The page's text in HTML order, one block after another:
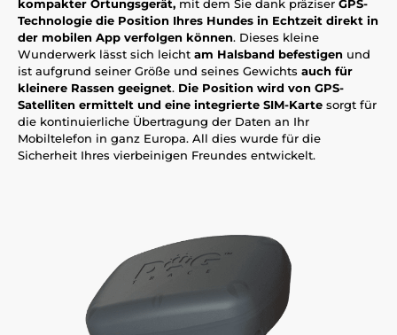
kompakter Ortungsgerät, mit dem Sie dank präziser GPS-
Technologie die Position Ihres Hundes in Echtzeit direkt in
der mobilen App verfolgen können. Dieses kleine
Wunderwerk lässt sich leicht am Halsband befestigen und
ist aufgrund seiner Größe und seines Gewichts auch für
kleinere Rassen geeignet. Die Position wird von GPS-
Satelliten ermittelt und eine integrierte SIM-Karte sorgt für
die kontinuierliche Übertragung der Daten an Ihr
Mobiltelefon in ganz Europa. All dies wurde für die
Sicherheit Ihres vierbeinigen Freundes entwickelt.